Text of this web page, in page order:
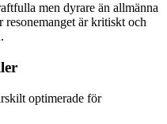
men dyrare än allmänna
är kritiskt och
optimerade för